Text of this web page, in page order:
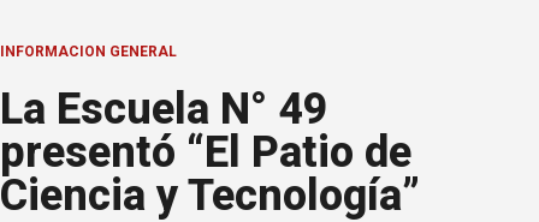
INFORMACION GENERAL
La Escuela N° 49
presentó “El Patio de
Ciencia y Tecnología”